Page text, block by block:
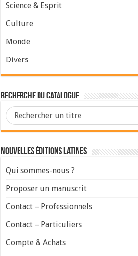
Science & Esprit
Culture
Monde
Divers
Recherche du Catalogue
Nouvelles Éditions Latines
Qui sommes-nous ?
Proposer un manuscrit
Contact – Professionnels
Contact – Particuliers
Compte & Achats